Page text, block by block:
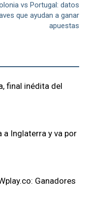
vs Portugal: datos
que ayudan a ganar
apuestas
final inédita del
Inglaterra y va por
Ganadores